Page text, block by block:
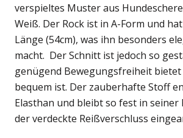
verspieltes Muster aus
Weiß. Der Rock ist in A-Form und
Länge (54cm), was ihn besonders
macht. Der Schnitt ist jedoch so
genügend Bewegungsfreiheit
bequem ist. Der zauberhafte Stoff
Elasthan und bleibt so fest in seiner
der verdeckte Reißverschluss